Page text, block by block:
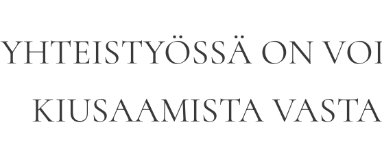
YHTEISTYÖSSÄ ON
KIUSAAMISTA